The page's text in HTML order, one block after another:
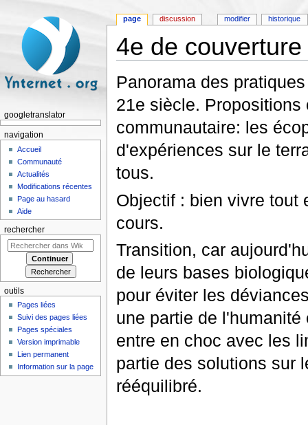
4e de couverture
Panorama des
21e siècle.
communautaire: les
d'expériences sur le
tous.
Objectif : bien vivre tout
cours.
Transition, car
de leurs bases
pour éviter les
une partie de
entre en choc avec les
partie des solutions sur
rééquilibré.
page discussion modifier historique
googletranslator
navigation
Accueil
Communauté
Actualités
Modifications récentes
Page au hasard
Aide
rechercher
outils
Pages liées
Suivi des pages liées
Pages spéciales
Version imprimable
Lien permanent
Information sur la page